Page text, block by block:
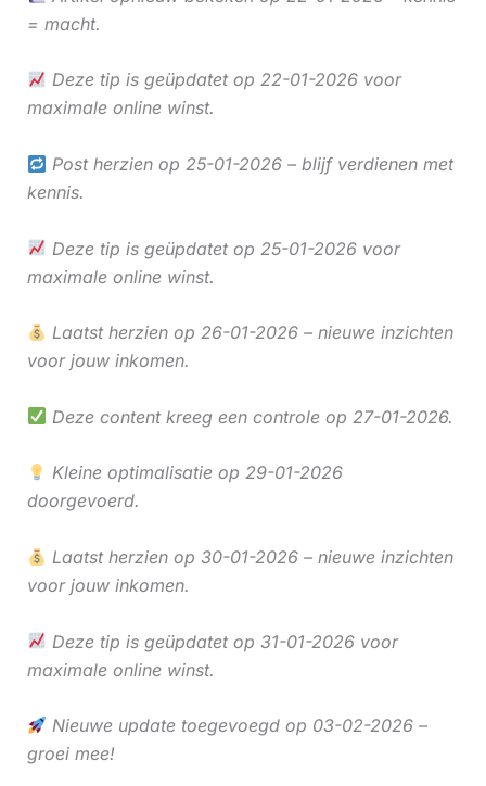
= macht.
Deze tip is geüpdatet op 22-01-2026 voor
maximale online winst.
Post herzien op 25-01-2026 – blijf verdienen met
kennis.
Deze tip is geüpdatet op 25-01-2026 voor
maximale online winst.
Laatst herzien op 26-01-2026 – nieuwe inzichten
voor jouw inkomen.
Deze content kreeg een controle op 27-01-2026.
Kleine optimalisatie op 29-01-2026
doorgevoerd.
Laatst herzien op 30-01-2026 – nieuwe inzichten
voor jouw inkomen.
Deze tip is geüpdatet op 31-01-2026 voor
maximale online winst.
Nieuwe update toegevoegd op 03-02-2026 –
groei mee!